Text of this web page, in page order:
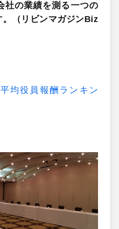
社の業績を測る一つの
（リビンマガジンBiz
均役員報酬ランキン